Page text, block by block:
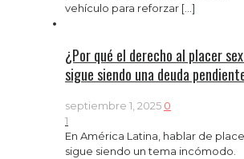
vehículo para reforzar […]
¿Por qué el derecho al placer
sigue siendo una deuda
septiembre 1, 2025 0
1
En América Latina, hablar de
sigue siendo un tema incómodo.